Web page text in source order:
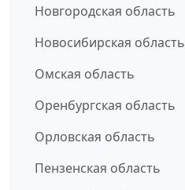
Новгородская область
Новосибирская область
Омская область
Оренбургская область
Орловская область
Пензенская область